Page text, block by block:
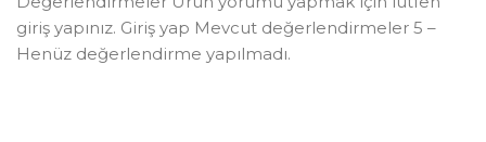
giriş yapınız. Giriş yap Mevcut değerlendirmeler 5 –
Henüz değerlendirme yapılmadı.